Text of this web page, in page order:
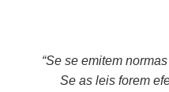
“Se se emitem
Se as leis forem